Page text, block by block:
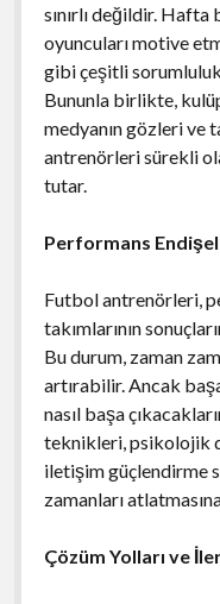
sınırlı değildir.
oyuncuları motive
gibi çeşitli
Bununla birlikte,
medyanın gözleri ve
antrenörleri sürekli
tutar.
Performans
Futbol antrenörleri,
takımlarının
Bu durum, zaman
artırabilir. Ancak
nasıl başa
teknikleri, psikolojik
iletişim güçlendirme
zamanları
Çözüm Yolları ve